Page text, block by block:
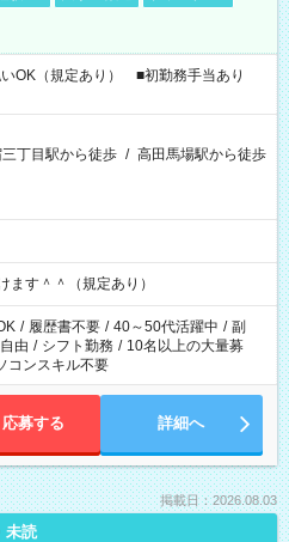
OK（規定あり） ■初勤務手当あり
丁目駅から徒歩 / 高田馬場駅から徒歩
す＾＾（規定あり）
/ 履歴書不要 / 40～50代活躍中 / 副
由 / シフト勤務 / 10名以上の大量募
コンスキル不要
応募する 詳細へ
掲載日：2026.08.03
未読